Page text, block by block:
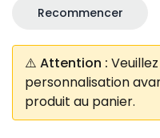
Recommencer
⚠️ Attention :
personnalisation
produit au panier.